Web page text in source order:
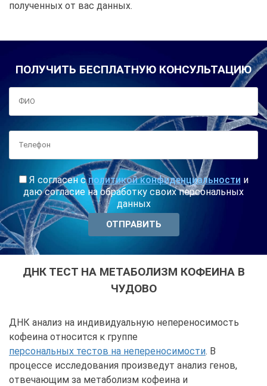
полученных от вас данных.
ПОЛУЧИТЬ БЕСПЛАТНУЮ КОНСУЛЬТАЦИЮ
Я согласен сполитикой конфиденциальности и
даю согласие на обработку своих персональных
данных
ДНК ТЕСТ НА МЕТАБОЛИЗМ КОФЕИНА В
ЧУДОВО
ДНК анализ на индивидуальную непереносимость
кофеина относится к группе
персональных тестов на непереносимости. В
процессе исследования произведут анализ генов,
отвечающим за метаболизм кофеина и